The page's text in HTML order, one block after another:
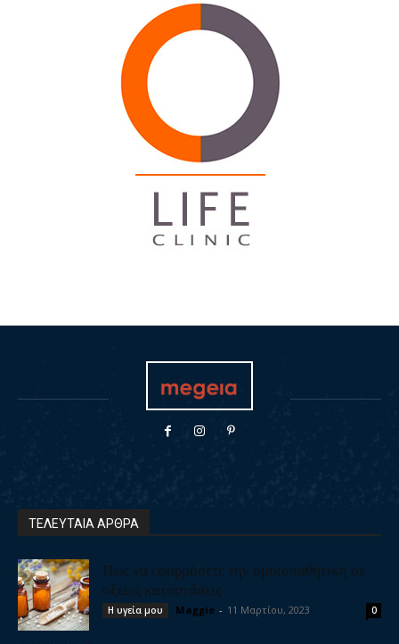
ΤΕΛΕΥΤΑΙΑ ΑΡΘΡΑ
Πως να εφαρμόσετε την ομοιοπαθητική σε
οξείες καταστάσεις
Η υγεία μου Maggie - 11 Μαρτίου, 2023 0